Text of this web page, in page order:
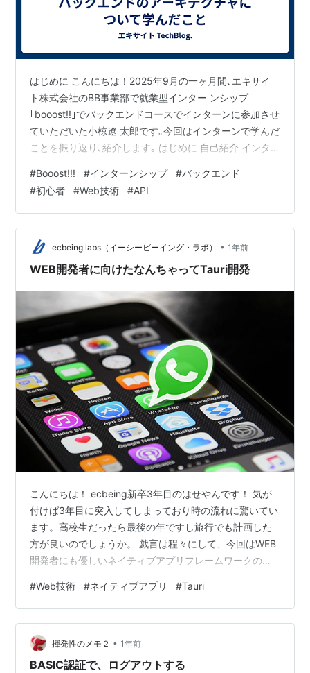
はじめに こんにちは！2025年9月の一ヶ月間､エキサイ
ト株式会社のBB事業部で就業型インター ンシップ
｢booost!!｣でバックエンドコースでインターンに参加させ
ていただいた小椋遼 太郎です｡今回はインターンで学んだ
ことを振り返り､紹介します｡ はじめに 自己紹介 インタ
則の重要性 YAGNIの原則 KISSの原則 SOLIDの原則 設計
的な知識 関心の分離 インターフェースと実装の分離 変
更容易性 再利用性 MVC+RSの学びやすさ 最後に 自己紹
介 私は大学３年生で､大学では情報系の学部に通っていま
す｡これまでは大学のプログラミ ン…
#Booost!!! #インターンシップ #バックエンド
#初心者 #Web技術 #API
ecbeing labs（イーシービーイング・ラボ） • 1年前
WEB開発者に向けたなんちゃってTauri開発
こんにちは！ ecbeing新卒3年目のはせやんです！ 気が
付けば3年目に突入してしまっており時の流れに驚いてい
ます。高校生だったら最後の年ですし旅行でも計画した
方が良いのでしょうか。 戯言は程々にして、今回はWEB
開発者にも優しいネイティブアプリフレームワークの
だきます。
#Web技術 #ネイティブアプリ #Tauri
揮発性のメモ２ • 1年前
BASIC認証で、ログアウトする